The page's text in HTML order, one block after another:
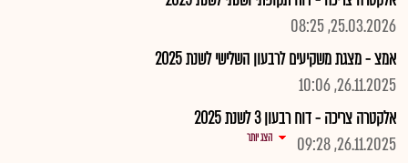
25.03.2026, 08:25
אמצ - מצגת משקיעים לרבעון השלישי לשנת 2025
26.11.2025, 10:06
אלקטרה צריכה - דוח רבעון 3 לשנת 2025
26.11.2025, 09:28
הצג יותר